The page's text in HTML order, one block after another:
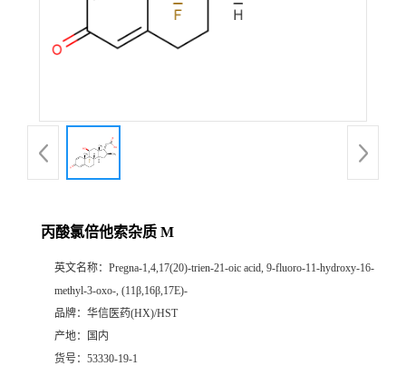
书
誉
丙酸氯倍他索杂质 M
英文名称： Pregna-1,4,17(20)-trien-21-oic acid, 9-fluoro-11-hydroxy-16-
methyl-3-oxo-, (11β,16β,17E)-
品牌： 华信医药(HX)/HST
产地：
国内
货号： 53330-19-1